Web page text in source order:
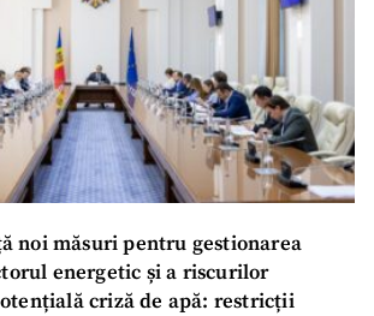
noi măsuri pentru gestionarea
energetic și a riscurilor
criză de apă: restricții